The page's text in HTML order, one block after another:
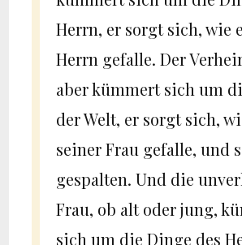
Herrn, er sorgt sich, wie
Herrn gefalle. Der
aber kümmert sich um
der Welt, er sorgt sich,
seiner Frau gefalle, und
gespalten. Und die
Frau, ob alt oder jung,
sich um die Dinge des